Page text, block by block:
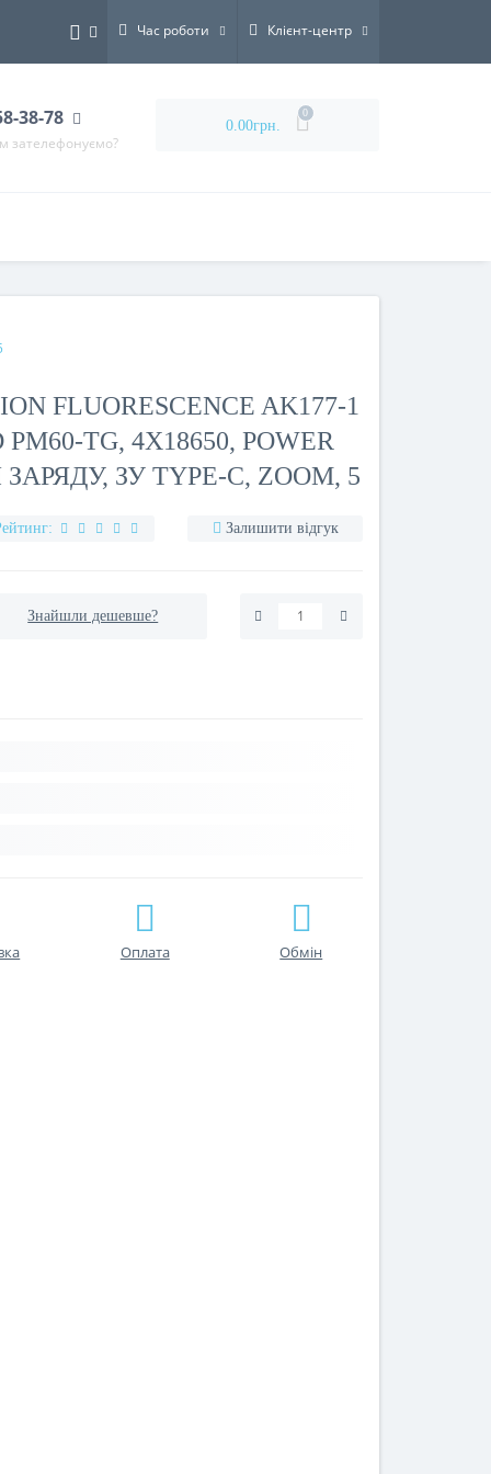
Час роботи Клієнт-центр
38-78
зателефонуємо?
0.00грн.
0
FLUORESCENCE AK177-1
TG, 4Х18650, POWER
ЗУ TYPE-C, ZOOM, 5
Залишити відгук
Знайшли дешевше?
Оплата Обмін